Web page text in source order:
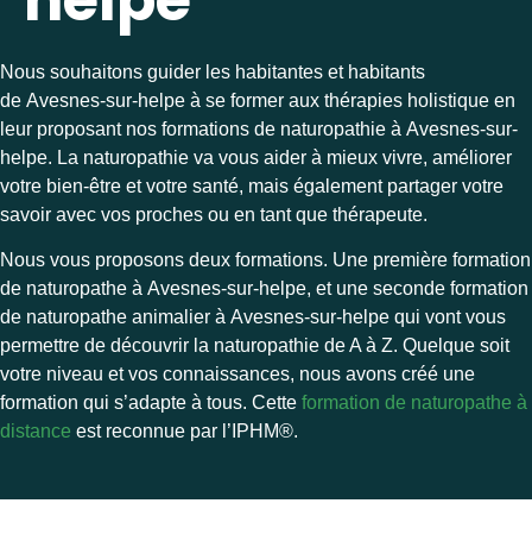
Nous souhaitons guider les habitantes et habitants
de Avesnes-sur-helpe à se former aux thérapies holistique en
leur proposant nos formations de naturopathie à Avesnes-sur-
helpe. La naturopathie va vous aider à mieux vivre, améliorer
votre bien-être et votre santé, mais également partager votre
savoir avec vos proches ou en tant que thérapeute.
Nous vous proposons deux formations. Une première formation
de naturopathe à Avesnes-sur-helpe, et une seconde formation
de naturopathe animalier à Avesnes-sur-helpe qui vont vous
permettre de découvrir la naturopathie de A à Z. Quelque soit
votre niveau et vos connaissances, nous avons créé une
formation qui s’adapte à tous. Cette formation de naturopathe à
distance est reconnue par l’ IPHM®.